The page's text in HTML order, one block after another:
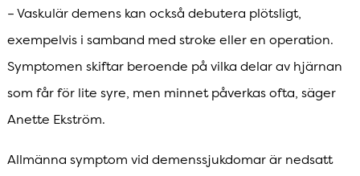
– Vaskulär demens kan också debutera plötsligt,
exempelvis i samband med stroke eller en operation.
Symptomen skiftar beroende på vilka delar av hjärnan
som får för lite syre, men minnet påverkas ofta, säger
Anette Ekström.
Allmänna symptom vid demenssjukdomar är nedsatt